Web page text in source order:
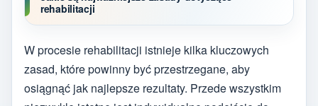
rehabilitacji
W procesie rehabilitacji istnieje kilka kluczowych
zasad, które powinny być przestrzegane, aby
osiągnąć jak najlepsze rezultaty. Przede wszystkim